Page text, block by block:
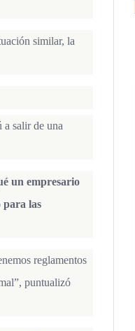
similar, la
a salir de una
un empresario
para las
reglamentos
puntualizó